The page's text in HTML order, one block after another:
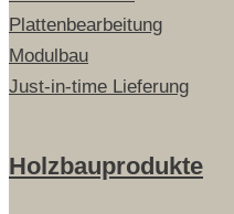
Plattenbearbeitung
Modulbau
Just-in-time Lieferung
Holzbauprodukte